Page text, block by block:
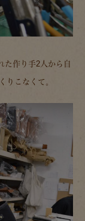
た作り手2人から自
りこなくて。